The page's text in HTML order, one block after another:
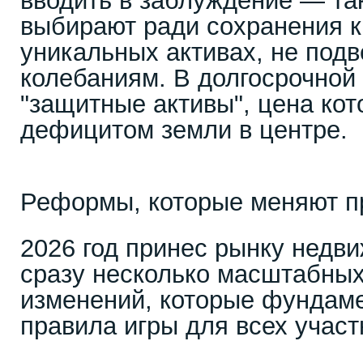
выбирают ради сохранения
уникальных активах, не
колебаниям. В долгосрочной
"защитные активы", цена
дефицитом земли в центре.
Реформы, которые меняют
2026 год принес рынку
сразу несколько
изменений, которые
правила игры для всех